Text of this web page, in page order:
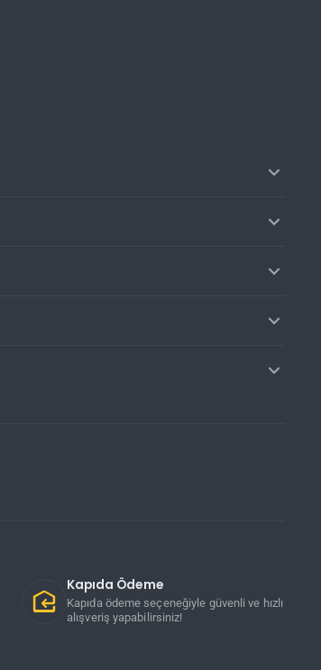
Kapıda Ödeme
Kapıda ödeme seçeneğiyle güvenli ve hızlı
alışveriş yapabilirsiniz!